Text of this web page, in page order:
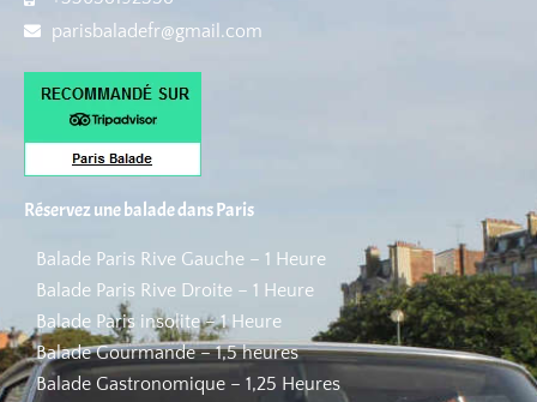
parisbaladefr@gmail.com
Réservez une balade dans Paris
Balade Paris Rive Gauche – 1 Heure
Balade Paris Rive Droite – 1 Heure
Balade Paris insolite – 1 Heure
Balade Gourmande – 1,5 heures
Balade Gastronomique – 1,25 Heures